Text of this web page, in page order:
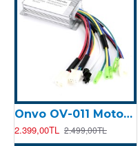
Onvo OV-011 Motor Kontrolcüsü (Beyin)
2.399,00TL 2.499,00TL